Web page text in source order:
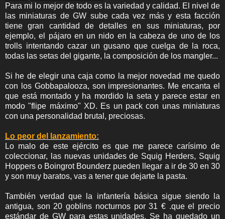
Para mi lo mejor de todo es la variedad y calidad. El nivel de
las miniaturas de GW sube cada vez más y esta facción
tiene gran cantidad de detalles en sus miniaturas, por
ejemplo, el pájaro en un nido en la cabeza de uno de los
trolls intentando cazar un gusano que cuelga de la roca,
todas las setas del gigante, la composición de los mangler...
Si he de elegir una caja como la mejor novedad me quedo
con los Gobbapalooza, son impresionantes. Me encanta el
que está montado y ha mordido la seta y parece estar en
modo "flipe máximo" XD. Es un pack con unas miniaturas
con una personalidad brutal, preciosas.
Lo peor del lanzamiento:
Lo malo de este ejército es que me parece carísimo de
coleccionar, las nuevas unidades de Squig Herders, Squig
Hoppers o Boingrot Bounderz pueden llegar a ir de 30 en 30
y son muy baratos, vas a tener que dejarte la pasta.
También verdad que la infantería básica sigue siendo la
antigua, son 20 goblins nocturnos por 31 € .que el precio
estándar de GW para estas unidades. Se ha quedado un